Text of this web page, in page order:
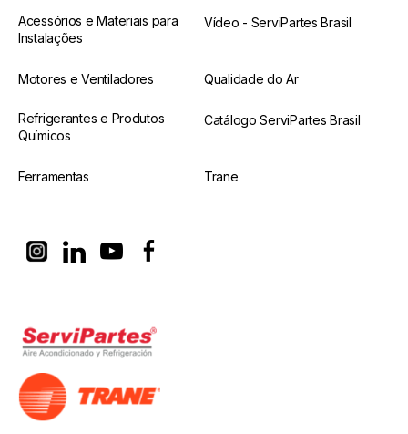
Acessórios e Materiais para
Instalações
Vídeo - ServiPartes Brasil
Motores e Ventiladores Qualidade do Ar
Refrigerantes e Produtos
Químicos
Catálogo ServiPartes Brasil
Ferramentas Trane